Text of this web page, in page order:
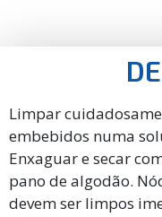
Limpar
embebidos numa
Enxaguar e secar
pano de algodão.
devem ser limpos